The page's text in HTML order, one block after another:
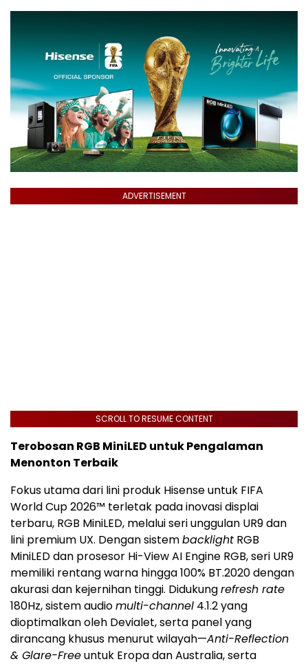
ADVERTISEMENT
SCROLL TO RESUME CONTENT
Terobosan RGB MiniLED untuk Pengalaman
Menonton Terbaik
Fokus utama dari lini produk Hisense untuk FIFA
World Cup 2026™ terletak pada inovasi displai
terbaru, RGB MiniLED, melalui seri unggulan UR9 dan
lini premium UX. Dengan sistembacklight RGB
MiniLED dan prosesor Hi-View AI Engine RGB, seri UR9
memiliki rentang warna hingga 100% BT.2020 dengan
akurasi dan kejernihan tinggi. Didukungrefresh rate
180Hz, sistem audiomulti-channel 4.1.2 yang
dioptimalkan oleh Devialet, serta panel yang
dirancang khusus menurut wilayah—Anti-Reflection
& Glare-Freeuntuk Eropa dan Australia, serta